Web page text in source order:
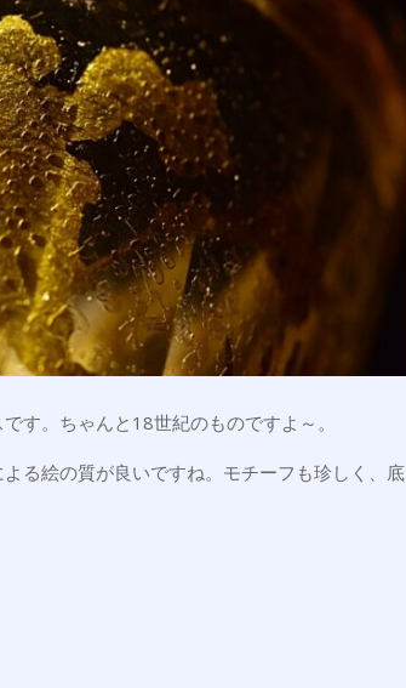
す。ちゃんと18世紀のものですよ～。
る絵の質が良いですね。モチーフも珍しく、底